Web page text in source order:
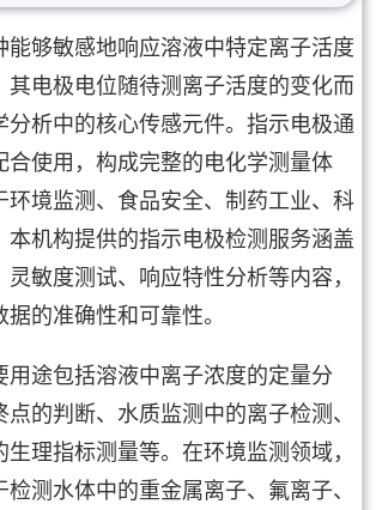
能够敏感地响应溶液中特定离子活度
其电极电位随待测离子活度的变化而
分析中的核心传感元件。指示电极通
合使用，构成完整的电化学测量体
环境监测、食品安全、制药工业、科
本机构提供的指示电极检测服务涵盖
灵敏度测试、响应特性分析等内容，
的准确性和可靠性。
用途包括溶液中离子浓度的定量分
的判断、水质监测中的离子检测、
理指标测量等。在环境监测领域，
测水体中的重金属离子、氟离子、